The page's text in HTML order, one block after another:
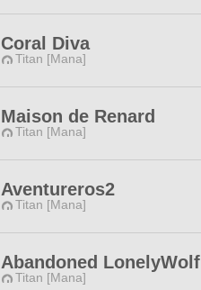
Coral Diva
Titan [Mana]
Maison de Renard
Titan [Mana]
Aventureros2
Titan [Mana]
Abandoned LonelyWolf
Titan [Mana]